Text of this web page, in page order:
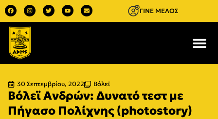
ΓΙΝΕ ΜΕΛΟΣ
30 Σεπτεμβρίου, 2022 Βόλεϊ
Βόλεϊ Ανδρών: Δυνατό τεστ με
Πήγασο Πολίχνης (photostory)